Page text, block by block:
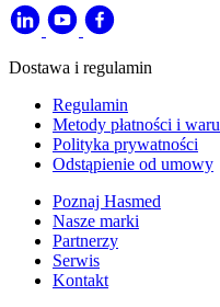
Dostawa i regulamin
Regulamin
Metody płatności i
Polityka prywatności
Odstąpienie od umowy
Poznaj Hasmed
Nasze marki
Partnerzy
Serwis
Kontakt